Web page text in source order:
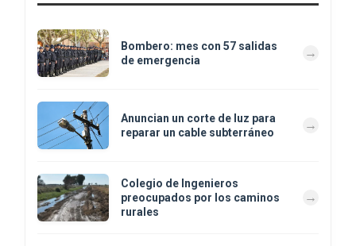
Bombero: mes con 57 salidas
de emergencia
Anuncian un corte de luz para
reparar un cable subterráneo
Colegio de Ingenieros
preocupados por los caminos
rurales